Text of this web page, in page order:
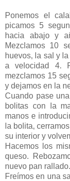
Ponemos el
picamos 5
hacia abajo y
Mezclamos 10
huevos, la sal y
a velocidad 4.
mezclamos 15
y dejamos en la
Cuando pase
bolitas con la
manos e
la bolita,
su interior y
Hacemos los
queso.
nuevo pan rallado.
Freímos en una